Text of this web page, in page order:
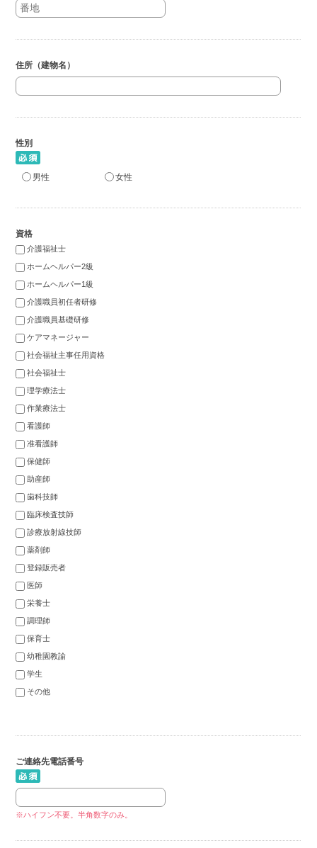
住所（建物名）
性別
男性 女性
資格
介護福祉士
ホームヘルパー2級
ホームヘルパー1級
介護職員初任者研修
介護職員基礎研修
ケアマネージャー
社会福祉主事任用資格
社会福祉士
理学療法士
作業療法士
看護師
准看護師
保健師
助産師
歯科技師
臨床検査技師
診療放射線技師
薬剤師
登録販売者
医師
栄養士
調理師
保育士
幼稚園教諭
学生
その他
ご連絡先電話番号
※ハイフン不要。半角数字のみ。